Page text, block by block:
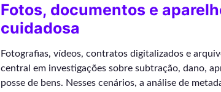
Fotos, documentos e
cuidadosa
Fotografias, vídeos, contratos digitalizados e
central em investigações sobre subtração, dano,
posse de bens. Nesses cenários, a análise de